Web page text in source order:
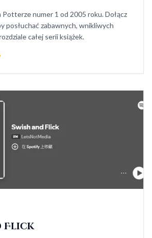
Potterze numer 1 od 2005 roku. Dołącz
posłuchać zabawnych, wnikliwych
całej serii książek.
Flick